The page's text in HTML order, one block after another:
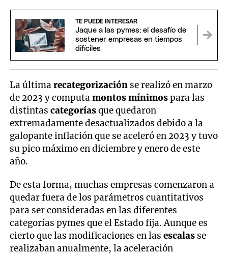
TE PUEDE INTERESAR
Jaque a las pymes: el desafío de
sostener empresas en tiempos
difíciles
La últimarecategorización se realizó en marzo
de 2023 y computamontos mínimospara las
distintascategoríasque quedaron
extremadamente desactualizados debido a la
galopante inflación que se aceleró en 2023 y tuvo
su pico máximo en diciembre y enero de este
año.
De esta forma, muchas empresas comenzaron a
quedar fuera de los parámetros cuantitativos
para ser consideradas en las diferentes
categorías pymes que el Estado fija. Aunque es
cierto que las modificaciones en lasescalas se
realizaban anualmente, la aceleración